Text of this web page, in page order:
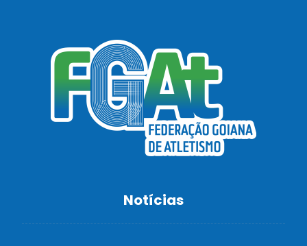
Notícias